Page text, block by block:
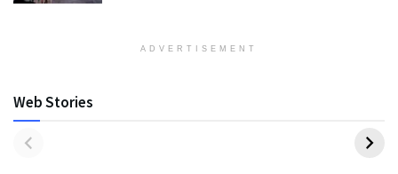
ADVERTISEMENT
Web Stories